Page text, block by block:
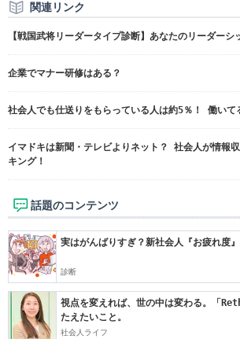
関連リンク
【戦国武将リーダータイプ診断】あなたのリーダーシ
企業でマナー研修はある？
社会人でも仕送りをもらっている人は約5％！ 働いて
イマドキは新聞・テレビよりネット？ 社会人が情報
キング！
話題のコンテンツ
実はがんばりすぎ？新社会人『お疲れ度
診断
視点を変えれば、世の中は変わる。「
たえたいこと。
社会人ライフ